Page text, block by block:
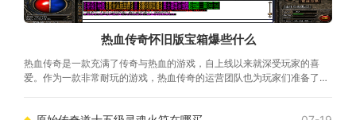
热血传奇怀旧版宝箱爆些什么
热血传奇是一款充满了传奇与热血的游戏，自上线以来就深受玩家的喜
爱。作为一款非常耐玩的游戏，热血传奇的运营团队也为玩家们准备了很